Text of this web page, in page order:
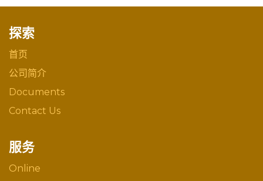
探索
首页
公司简介
Documents
Contact Us
服务
Online